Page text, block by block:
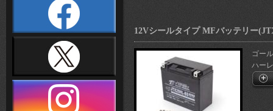
12Vシールタイプ MFバッテリー
ゴー
ハー